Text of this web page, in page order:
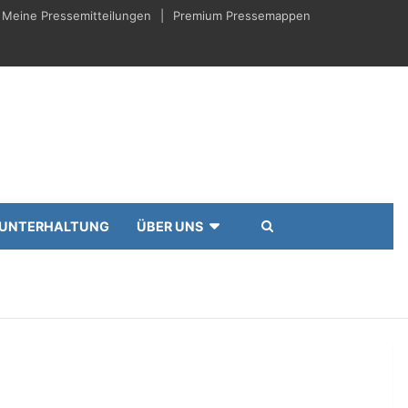
Meine Pressemitteilungen Premium Pressemappen
UNTERHALTUNG ÜBER UNS